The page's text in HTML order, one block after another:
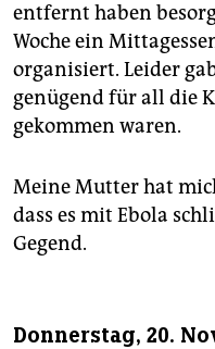
entfernt haben
Woche ein
organisiert. Leider
genügend für all die
gekommen waren.
Meine Mutter hat
dass es mit Ebola
Gegend.
Donnerstag, 20.